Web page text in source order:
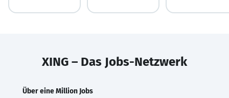
XING – Das Jobs-Netzwerk
Über eine Million Jobs